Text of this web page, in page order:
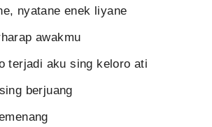
nyatane enek liyane
awakmu
terjadi aku sing keloro ati
berjuang